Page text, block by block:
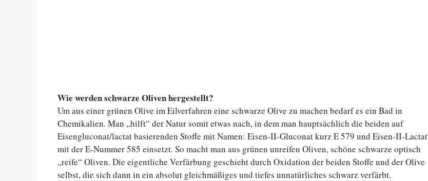
Wie werden schwarze Oliven hergestellt?
Um aus einer grünen Olive im Eilverfahren eine schwarze Olive zu machen bedarf es ein Bad in
Chemikalien. Man „hilft“ der Natur somit etwas nach, in dem man hauptsächlich die beiden auf
Eisengluconat/lactat basierenden Stoffe mit Namen: Eisen-II-Gluconat kurz E 579 und Eisen-II-Lactat
mit der E-Nummer 585 einsetzt. So macht man aus grünen unreifen Oliven, schöne schwarze optisch
„reife“ Oliven. Die eigentliche Verfärbung geschieht durch Oxidation der beiden Stoffe und der Olive
selbst, die sich dann in ein absolut gleichmäßiges und tiefes unnatürliches schwarz verfärbt.